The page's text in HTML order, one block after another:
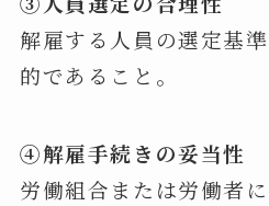
解雇する人員の選定基
的であること。
④解雇手続きの妥当性
労働組合または労働者